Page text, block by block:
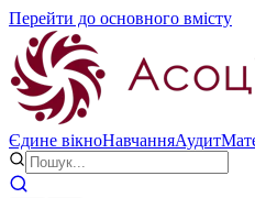
Перейти до основного вмісту
Єдине вікноНавчанняАудит